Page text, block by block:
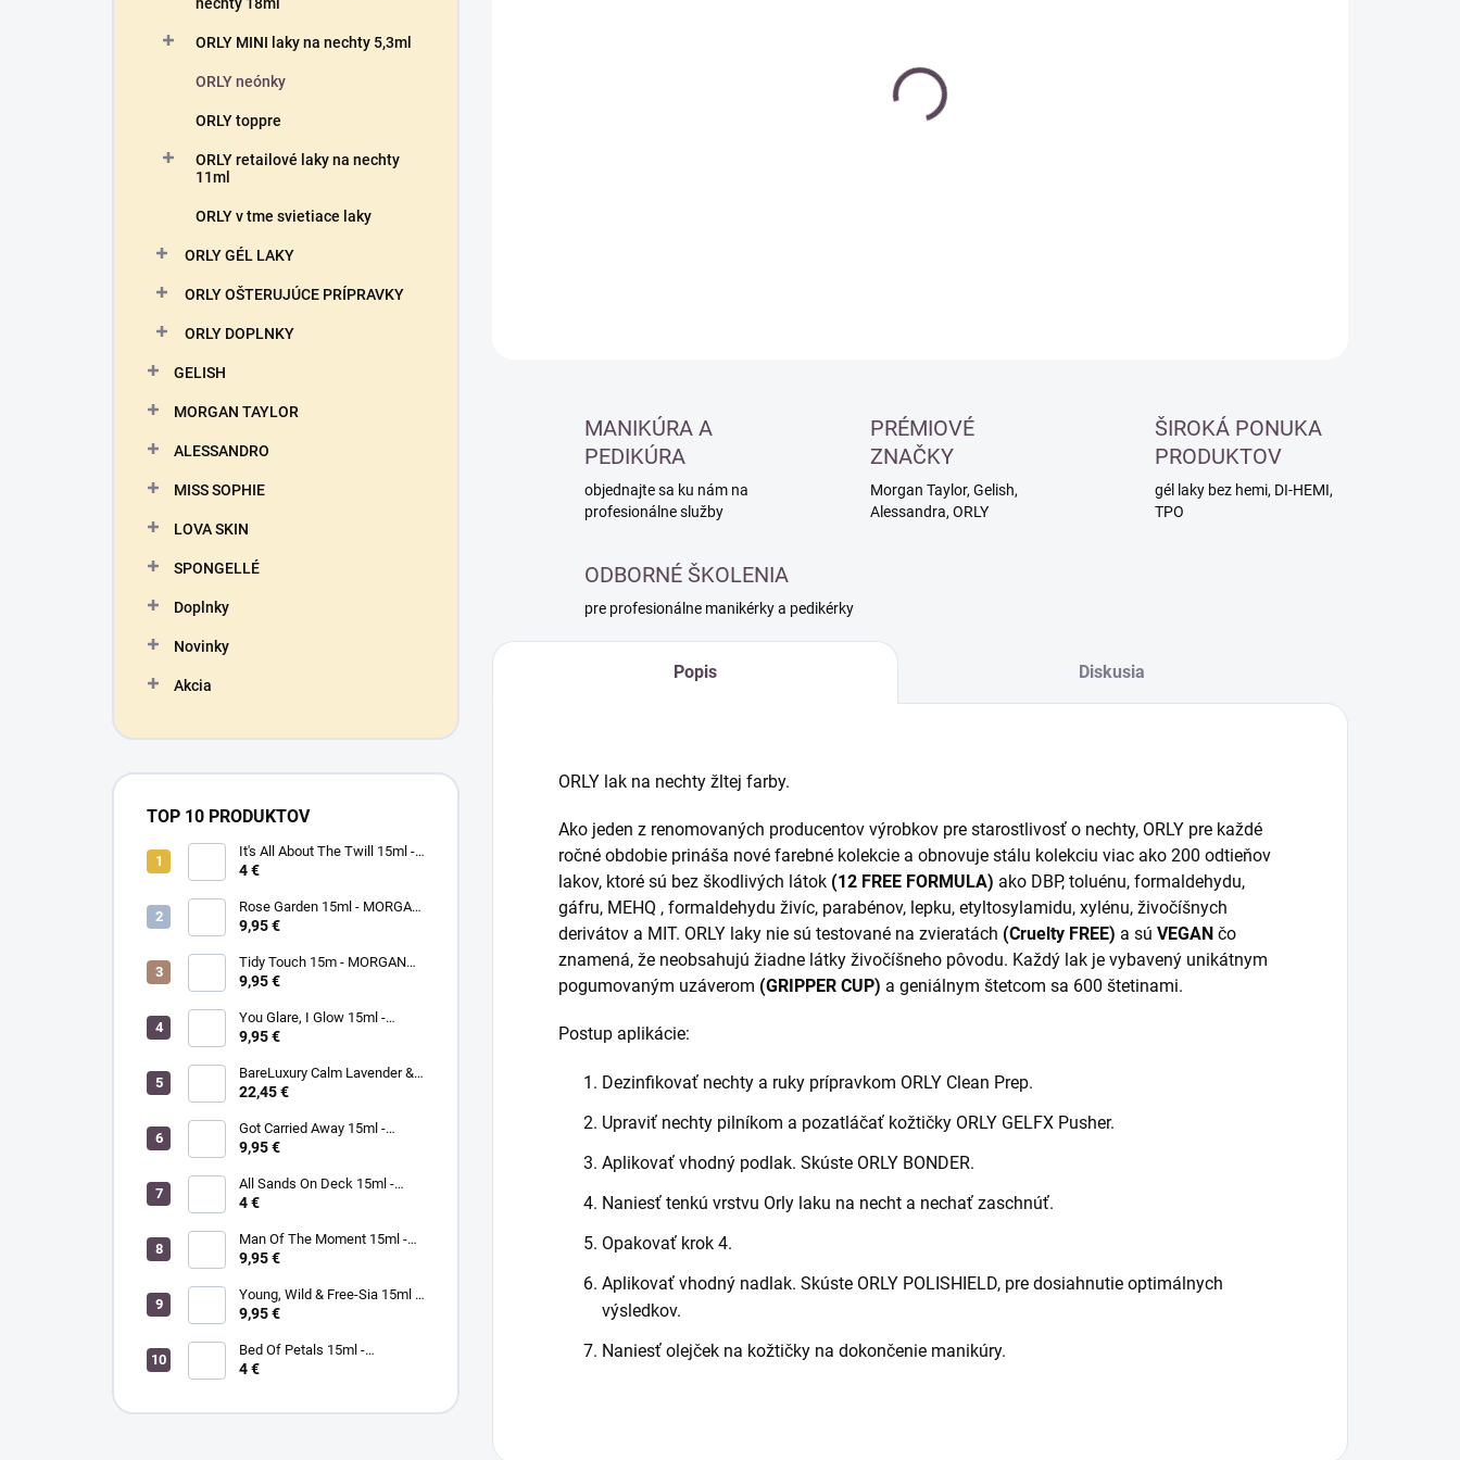
ORLY MINI laky na nechty 5,3ml
ORLY neónky
ORLY toppre
ORLY retailové laky na nechty
11ml
ORLY v tme svietiace laky
ORLY GÉL LAKY
ORLY OŠTERUJÚCE PRÍPRAVKY
ORLY DOPLNKY
GELISH
MORGAN TAYLOR
ALESSANDRO
MISS SOPHIE
LOVA SKIN
SPONGELLÉ
Doplnky
Novinky
Akcia
TOP 10 PRODUKTOV
It's All About The Twill 15ml -
MORGAN TAYLOR - lak na
4 €
Rose Garden 15ml - MORGAN
TAYLOR - lak na nechty
9,95 €
Tidy Touch 15m - MORGAN
TAYLOR - lak na nechty
9,95 €
You Glare, I Glow 15ml -
MORGAN TAYLOR - lak na
9,95 €
BareLuxury Calm Lavender &
Sage Purifying Soak 226g -
levanduľovo šalviový čistiaci
kúpeľ
22,45 €
Got Carried Away 15ml -
MORGAN TAYLOR - lak na
9,95 €
All Sands On Deck 15ml -
MORGAN TAYLOR - lak na
4 €
Man Of The Moment 15ml -
MORGAN TAYLOR - lak na
9,95 €
Young, Wild & Free-Sia 15ml -
MORGAN TAYLOR - lak na
9,95 €
Bed Of Petals 15ml -
MORGAN TAYLOR - lak na
4 €
MANIKÚRA A
PEDIKÚRA
objednajte sa ku nám na
profesionálne služby
PRÉMIOVÉ
ZNAČKY
Morgan Taylor, Gelish,
Alessandra, ORLY
ŠIROKÁ PONUKA
PRODUKTOV
gél laky bez hemi, DI-HEMI,
TPO
ODBORNÉ ŠKOLENIA
pre profesionálne manikérky a pedikérky
Popis Diskusia
ORLY lak na nechty žltej farby.
Ako jeden z renomovaných producentov výrobkov pre starostlivosť o nechty, ORLY pre každé
ročné obdobie prináša nové farebné kolekcie a obnovuje stálu kolekciu viac ako 200 odtieňov
lakov, ktoré sú bez škodlivých látok (12 FREE FORMULA) ako DBP, toluénu, formaldehydu,
gáfru, MEHQ , formaldehydu živíc, parabénov, lepku, etyltosylamidu, xylénu, živočíšnych
derivátov a MIT. ORLY laky nie sú testované na zvieratách (Cruelty FREE) a sú VEGAN čo
znamená, že neobsahujú žiadne látky živočíšneho pôvodu. Každý lak je vybavený unikátnym
pogumovaným uzáverom (GRIPPER CUP) a geniálnym štetcom sa 600 štetinami.
Postup aplikácie:
Dezinfikovať nechty a ruky prípravkom ORLY Clean Prep.
Upraviť nechty pilníkom a pozatláčať kožtičky ORLY GELFX Pusher.
Aplikovať vhodný podlak. Skúste ORLY BONDER.
Naniesť tenkú vrstvu Orly laku na necht a nechať zaschnúť.
Opakovať krok 4.
Aplikovať vhodný nadlak. Skúste ORLY POLISHIELD, pre dosiahnutie optimálnych
výsledkov.
Naniesť olejček na kožtičky na dokončenie manikúry.